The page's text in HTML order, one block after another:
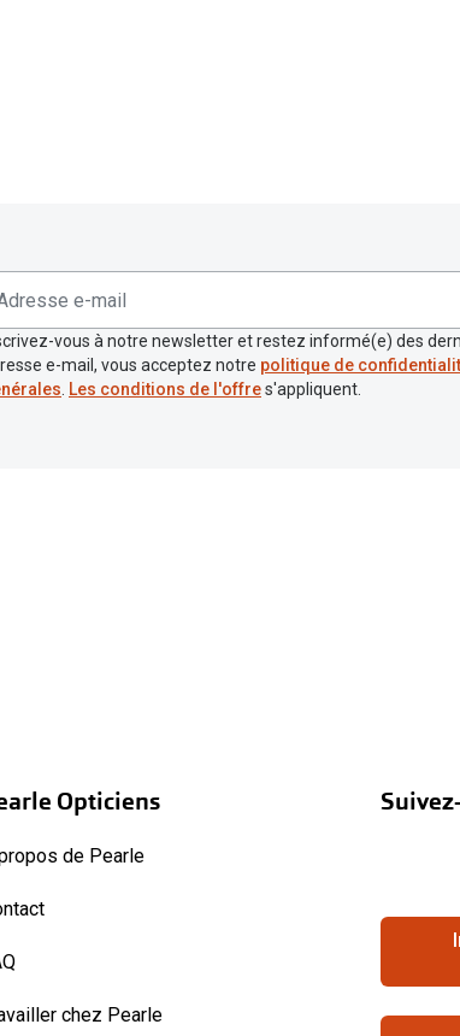
vous à notre newsletter et restez informé(e) des
e-mail, vous acceptez notre politique de
. Les conditions de l'offres'appliquent.
Opticiens
de Pearle
chez Pearle